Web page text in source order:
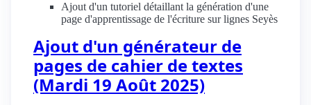
Ajout d'un tutoriel détaillant la génération d'une
page d'apprentissage de l'écriture sur lignes Seyès
Ajout d'un générateur de
pages de cahier de textes
(Mardi 19 Août 2025)